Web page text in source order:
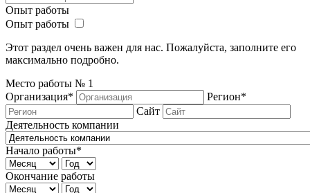
Опыт работы
Опыт работы
Этот раздел очень важен для нас. Пожалуйста, заполните его
максимально подробно.
Место работы № 1
Организация*
Регион*
Сайт
Деятельность компании
Начало работы*
Окончание работы